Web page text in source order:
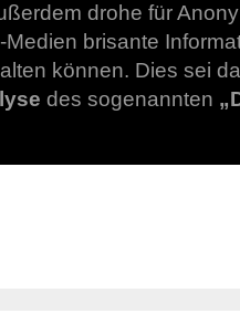
drohe für
brisante
können. Dies sei
des sogenannten